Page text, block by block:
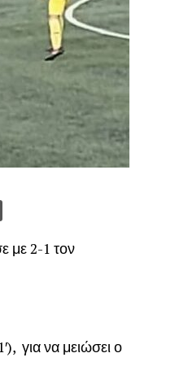
με 2-1 τον
για να μειώσει ο